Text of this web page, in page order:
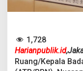
n
u
s
1,728
Harianpublik.id
Ruang/Kepala